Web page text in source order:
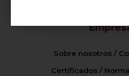
Sobre nosotros /
Certificados /